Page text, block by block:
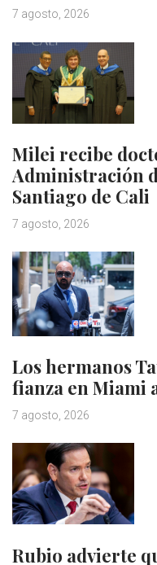
7 agosto, 2026
Milei recibe
Administración
Santiago de Cali
7 agosto, 2026
Los hermanos
fianza en Miami
7 agosto, 2026
Rubio advierte